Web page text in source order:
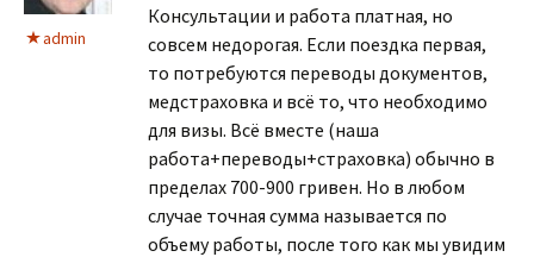
admin
Консультации и работа платная, но
совсем недорогая. Если поездка первая,
то потребуются переводы документов,
медстраховка и всё то, что необходимо
для визы. Всё вместе (наша
работа+переводы+страховка) обычно в
пределах 700-900 гривен. Но в любом
случае точная сумма называется по
объему работы, после того как мы увидим